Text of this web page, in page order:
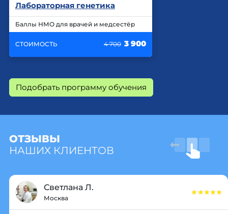
Лабораторная генетика
Баллы НМО для врачей и медсестёр
СТОИМОСТЬ 4 700 3 900
Подобрать программу обучения
ОТЗЫВЫ
НАШИХ КЛИЕНТОВ
Светлана Л.
Москва